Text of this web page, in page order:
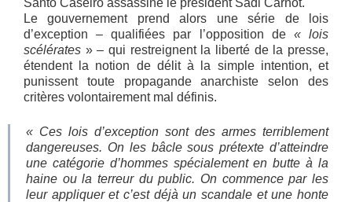
Santo Caseiro assassine le président Sadi Carnot.
Le gouvernement prend alors une série de lois
d’exception – qualifiées par l’opposition de « lois
scélérates » – qui restreignent la liberté de la presse,
étendent la notion de délit à la simple intention, et
punissent toute propagande anarchiste selon des
critères volontairement mal définis.
« Ces lois d’exception sont des armes terriblement
dangereuses. On les bâcle sous prétexte d’atteindre
une catégorie d’hommes spécialement en butte à la
haine ou la terreur du public. On commence par les
leur appliquer et c’est déjà un scandale et une honte